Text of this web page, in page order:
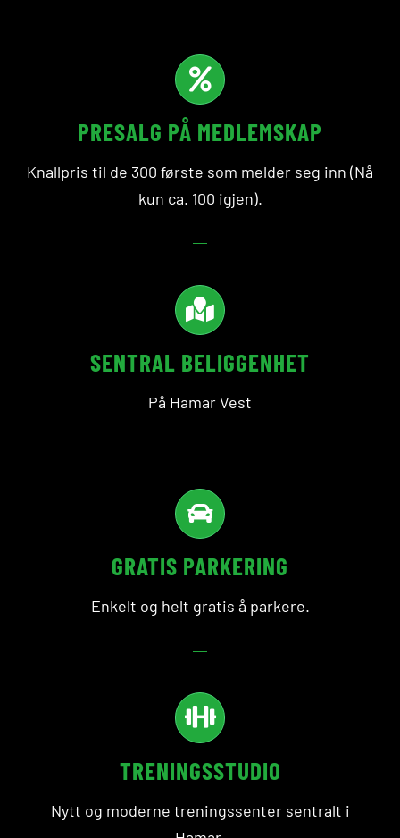
PRESALG PÅ MEDLEMSKAP
Knallpris til de 300 første som melder seg inn (Nå
kun ca. 100 igjen).
SENTRAL BELIGGENHET
På Hamar Vest
GRATIS PARKERING
Enkelt og helt gratis å parkere.
TRENINGSSTUDIO
Nytt og moderne treningssenter sentralt i